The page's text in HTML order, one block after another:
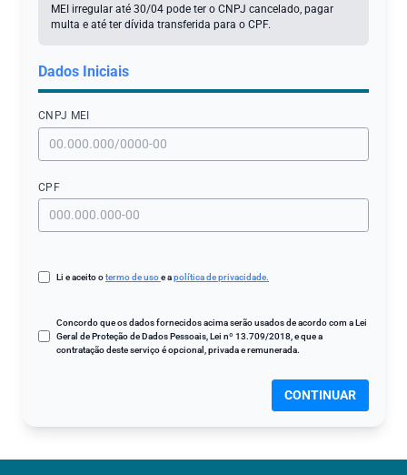
MEI irregular até 30/04 pode ter o CNPJ cancelado, pagar
multa e até ter dívida transferida para o CPF.
Dados Iniciais
CNPJ МЕI
CPF
Li e aceito otermo de usoe apolítica de privacidade.
Concordo que os dados fornecidos acima serão usados de acordo com a Lei
Geral de Proteção de Dados Pessoais, Lei nº 13.709/2018, e que a
contratação deste serviço é opcional, privada e remunerada.
CONTINUAR